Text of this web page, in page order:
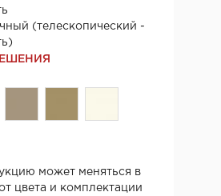
(телескопический -
может меняться в
цвета и комплектации